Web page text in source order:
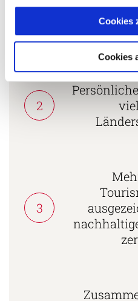
Cookies
Cookies
25
2
3